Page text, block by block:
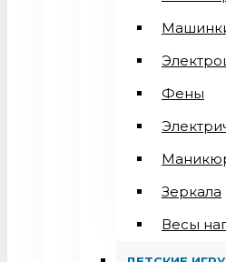
Фены
Зеркала
Весы